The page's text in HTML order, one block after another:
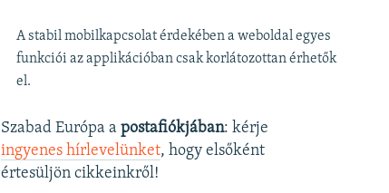
A stabil mobilkapcsolat érdekében a weboldal egyes
funkciói az applikációban csak korlátozottan érhetők
el.
Szabad Európa a postafiókjában: kérje
ingyenes hírlevelünket, hogy elsőként
értesüljön cikkeinkről!